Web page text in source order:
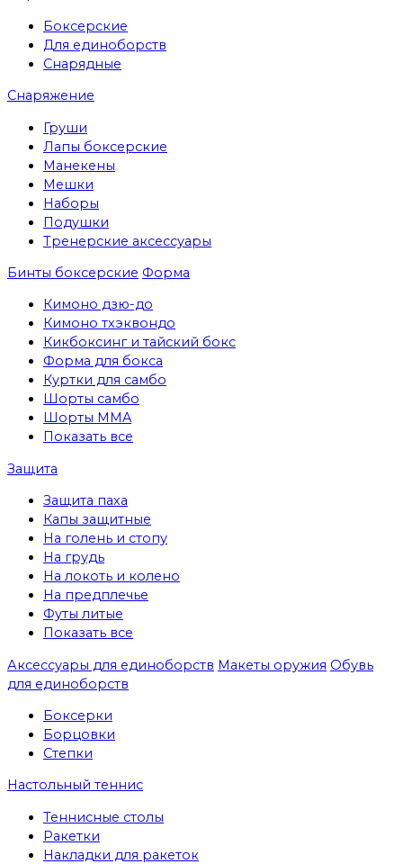
Боксерские
Для единоборств
Снарядные
Снаряжение
Груши
Лапы боксерские
Манекены
Мешки
Наборы
Подушки
Тренерские аксессуары
Бинты боксерские Форма
Кимоно дзю-до
Кимоно тхэквондо
Кикбоксинг и тайский бокс
Форма для бокса
Куртки для самбо
Шорты самбо
Шорты MMA
Показать все
Защита
Защита паха
Капы защитные
На голень и стопу
На грудь
На локоть и колено
На предплечье
Футы литые
Показать все
Аксессуары для единоборств Макеты оружия Обувь
для единоборств
Боксерки
Борцовки
Степки
Настольный теннис
Теннисные столы
Ракетки
Накладки для ракеток